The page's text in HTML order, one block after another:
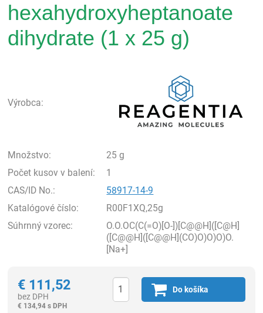
hexahydroxyheptanoate
dihydrate (1 x 25 g)
Výrobca:
Množstvo:
25 g
Počet kusov v balení:
1
CAS/ID No.:
58917-14-9
Katalógové číslo:
R00F1XQ,25g
Súhrnný vzorec:
O.O.OC(C(=O)[O-])[C@@H]([C@H]
([C@@H]([C@@H](CO)O)O)O)O.
[Na+]
€ 111,52
bez DPH
€ 134,94 s DPH
Do košíka